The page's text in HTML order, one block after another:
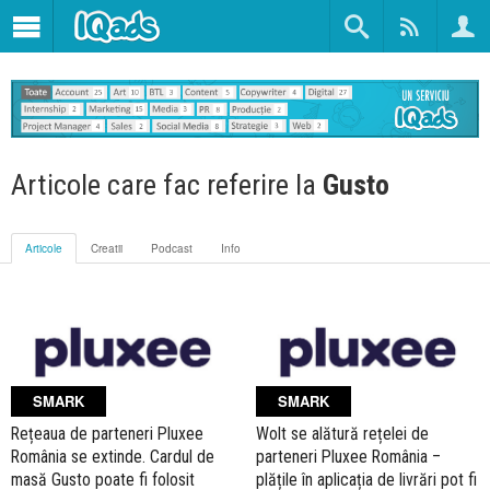
Articole care fac referire la Gusto
Articole Creatii Podcast Info
SMARK
Rețeaua de parteneri Pluxee
România se extinde. Cardul de
masă Gusto poate fi folosit
SMARK
Wolt se alătură rețelei de
parteneri Pluxee România –
plățile în aplicația de livrări pot fi